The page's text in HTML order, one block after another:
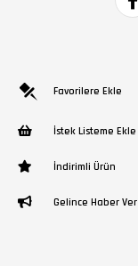
Favorilere Ekle
İstek Listeme Ekle
İndirimli Ürün
Gelince Haber Ver